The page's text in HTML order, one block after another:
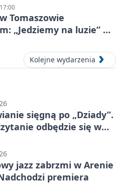
Tomaszowie
„Jedziemy na luzie” w
Kolejne wydarzenia
sięgną po „Dziady”.
odbędzie się w
jazz zabrzmi w Arenie
premiera